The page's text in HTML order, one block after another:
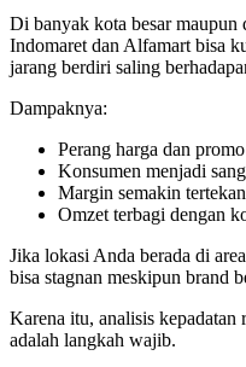
Di banyak kota besar maupun
Indomaret dan Alfamart bisa
jarang berdiri saling
Dampaknya:
Perang harga dan
Konsumen menjadi
Margin semakin tertekan
Omzet terbagi dengan
Jika lokasi Anda berada di
bisa stagnan meskipun brand
Karena itu, analisis
adalah langkah wajib.